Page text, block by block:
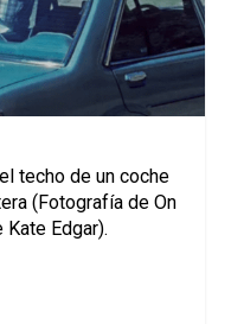
techo de un coche
(Fotografía de On
Edgar).